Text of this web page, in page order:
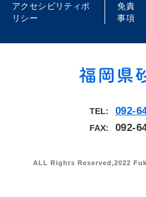
アクセシビリティポ
リシー
免責
事項
TEL 092-
FAX 092-
ALL Rights Reserved,2022